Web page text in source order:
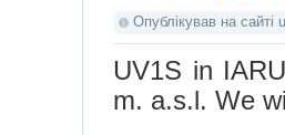
Опублікував на сайті
UV1S in
m. a.s.l. We